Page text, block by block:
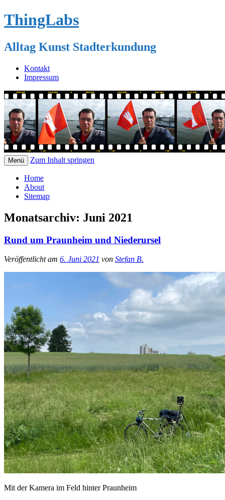
ThingLabs
Alltag Kunst Stadterkundung
Kontakt
Impressum
Menü Zum Inhalt springen
Home
About
Sitemap
Monatsarchiv: Juni 2021
Rund um Praunheim und Niederursel
Veröffentlicht am 6. Juni 2021 von Stefan B.
Mit der Kamera im Feld hinter Praunheim